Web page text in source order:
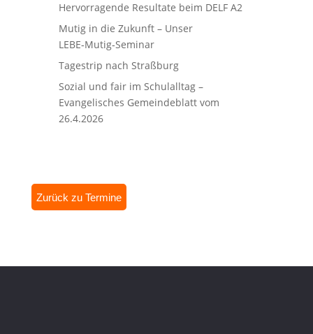
Hervorragende Resultate beim DELF A2
Mutig in die Zukunft – Unser
LEBE‑Mutig‑Seminar
Tagestrip nach Straßburg
Sozial und fair im Schulalltag –
Evangelisches Gemeindeblatt vom
26.4.2026
Zurück zu Termine